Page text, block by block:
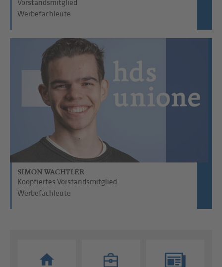
Vorstandsmitglied
Werbefachleute
SIMON WACHTLER
Kooptiertes Vorstandsmitglied
Werbefachleute